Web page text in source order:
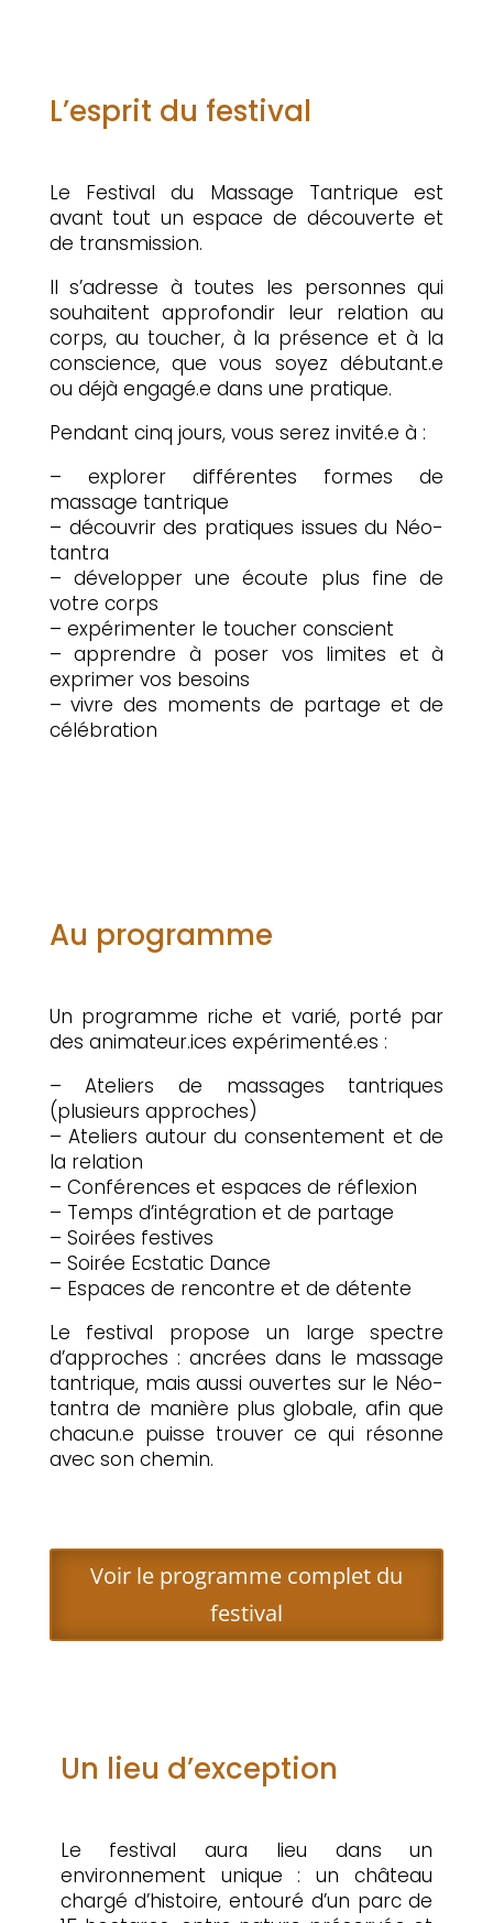
L’esprit du festival
Le Festival du Massage Tantrique est
avant tout un espace de découverte et
de transmission.
Il s’adresse à toutes les personnes qui
souhaitent approfondir leur relation au
corps, au toucher, à la présence et à la
conscience, que vous soyez débutant.e
ou déjà engagé.e dans une pratique.
Pendant cinq jours, vous serez invité.e à :
– explorer différentes formes de
massage tantrique
– découvrir des pratiques issues du Néo-
tantra
– développer une écoute plus fine de
votre corps
– expérimenter le toucher conscient
– apprendre à poser vos limites et à
exprimer vos besoins
– vivre des moments de partage et de
célébration
Au programme
Un programme riche et varié, porté par
des animateur.ices expérimenté.es :
– Ateliers de massages tantriques
(plusieurs approches)
– Ateliers autour du consentement et de
la relation
– Conférences et espaces de réflexion
– Temps d’intégration et de partage
– Soirées festives
– Soirée Ecstatic Dance
– Espaces de rencontre et de détente
Le festival propose un large spectre
d’approches : ancrées dans le massage
tantrique, mais aussi ouvertes sur le Néo-
tantra de manière plus globale, afin que
chacun.e puisse trouver ce qui résonne
avec son chemin.
Voir le programme complet du
festival
Un lieu d’exception
Le festival aura lieu dans un
environnement unique : un château
chargé d’histoire, entouré d’un parc de